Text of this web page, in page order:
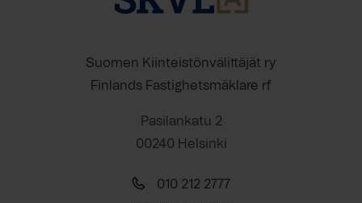
Suomen Kiinteistönvälittäjät ry
Finlands Fastighetsmäklare rf
Pasilankatu 2
00240 Helsinki
010 212 2777